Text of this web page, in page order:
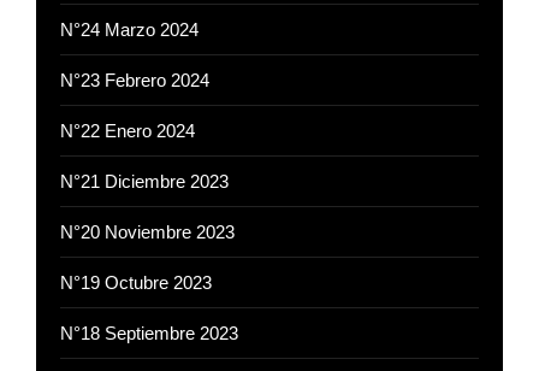
N°24 Marzo 2024
N°23 Febrero 2024
N°22 Enero 2024
N°21 Diciembre 2023
N°20 Noviembre 2023
N°19 Octubre 2023
N°18 Septiembre 2023